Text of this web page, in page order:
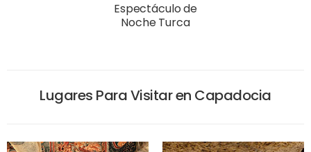
Espectáculo de
Noche Turca
Lugares Para Visitar en Capadocia